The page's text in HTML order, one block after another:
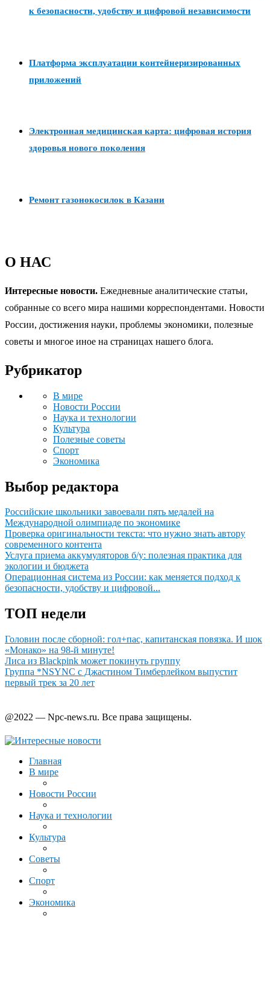
к безопасности, удобству и цифровой независимости
Платформа эксплуатации контейнеризированных
приложений
Электронная медицинская карта: цифровая история
здоровья нового поколения
Ремонт газонокосилок в Казани
О НАС
Интересные новости. Ежедневные аналитические статьи,
собранные со всего мира нашими корреспондентами. Новости
России, достижения науки, проблемы экономики, полезные
советы и многое иное на страницах нашего блога.
Рубрикатор
В мире
Новости России
Наука и технологии
Культура
Полезные советы
Спорт
Экономика
Выбор редактора
Российские школьники завоевали пять медалей на
Международной олимпиаде по экономике
Проверка оригинальности текста: что нужно знать автору
современного контента
Услуга приема аккумуляторов б/у: полезная практика для
экологии и бюджета
Операционная система из России: как меняется подход к
безопасности, удобству и цифровой...
ТОП недели
Головин после сборной: гол+пас, капитанская повязка. И шок
«Монако» на 98-й минуте!
Лиcа из Blackpink может покинуть группу
Группа *NSYNC с Джастином Тимберлейком выпустит
первый трек за 20 лет
@2022 — Npc-news.ru. Все права защищены.
Главная
В мире
Новости России
Наука и технологии
Культура
Советы
Спорт
Экономика